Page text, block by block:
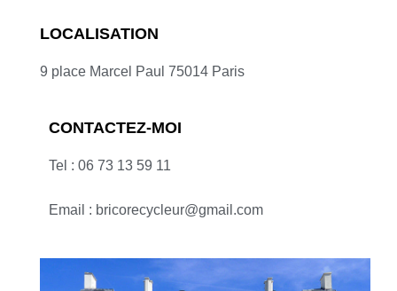
LOCALISATION
9 place Marcel Paul 75014 Paris
CONTACTEZ-MOI
Tel : 06 73 13 59 11
Email : bricorecycleur@gmail.com